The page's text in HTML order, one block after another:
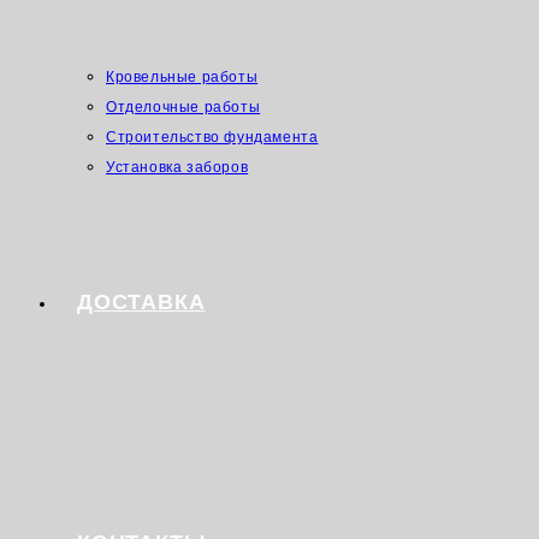
Кровельные работы
Отделочные работы
Строительство фундамента
Установка заборов
ДОСТАВКА